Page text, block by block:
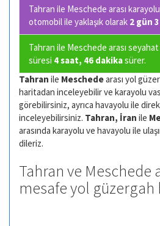
Tahran ile Meschede arası
otomobil ile yaklaşık olarak 2 gün
Tahran ile Meschede arası seyahat
süresi 4 saat, 46 dakikasürer.
Tahran ile Meschedearası yol
haritadan inceleyebilir ve karayolu
görebilirsiniz, ayrıca havayolu ile
inceleyebilirsiniz. Tahran, İran ile
arasında karayolu ve havayolu ile
dileriz.
Tahran ve Meschede
mesafe yol güzergah